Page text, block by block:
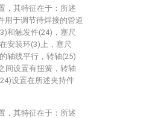
，其特征在于：所述
用于调节待焊接的管道
和触发件(24)，塞尺
安装环(3)上，塞尺
轴线平行，转轴(25)
间设置有扭簧，转轴
设置在所述夹持件
，其特征在于：所述